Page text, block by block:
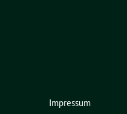
Impressum